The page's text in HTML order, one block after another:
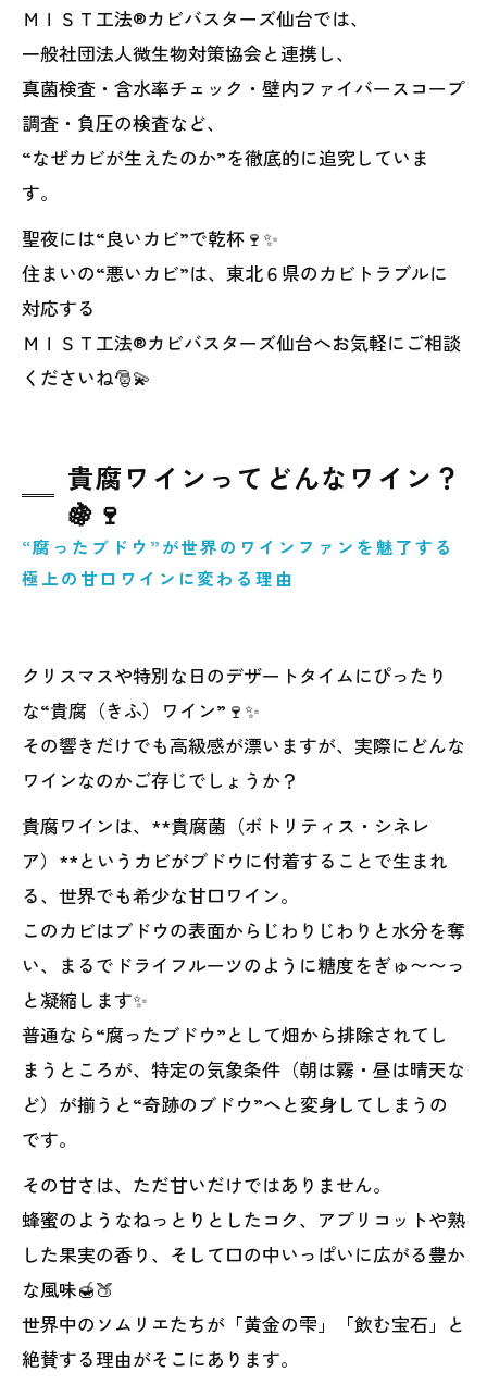
ＭＩＳＴ工法®カビバスターズ仙台では、
一般社団法人微生物対策協会と連携し、
真菌検査・含水率チェック・壁内ファイバースコープ
調査・負圧の検査など、
“なぜカビが生えたのか”を徹底的に追究していま
す。
聖夜には“良いカビ”で乾杯🍷✨
住まいの“悪いカビ”は、東北６県のカビトラブルに
対応する
ＭＩＳＴ工法®カビバスターズ仙台へお気軽にご相談
くださいね🎅💫
貴腐ワインってどんなワイン？
🍇🍷
“腐ったブドウ”が世界のワインファンを魅了する
極上の甘口ワインに変わる理由
クリスマスや特別な日のデザートタイムにぴったり
な“貴腐（きふ）ワイン”🍷✨
その響きだけでも高級感が漂いますが、実際にどんな
ワインなのかご存じでしょうか？
貴腐ワインは、**貴腐菌（ボトリティス・シネレ
ア）**というカビがブドウに付着することで生まれ
る、世界でも希少な甘口ワイン。
このカビはブドウの表面からじわりじわりと水分を奪
い、まるでドライフルーツのように糖度をぎゅ〜〜っ
と凝縮します✨
普通なら“腐ったブドウ”として畑から排除されてし
まうところが、特定の気象条件（朝は霧・昼は晴天な
ど）が揃うと“奇跡のブドウ”へと変身してしまうの
です。
その甘さは、ただ甘いだけではありません。
蜂蜜のようなねっとりとしたコク、アプリコットや熟
した果実の香り、そして口の中いっぱいに広がる豊か
な風味🍯🍑
世界中のソムリエたちが「黄金の雫」「飲む宝石」と
絶賛する理由がそこにあります。